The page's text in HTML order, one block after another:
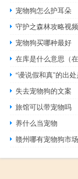
宠物狗怎么护耳朵
守护之森林攻略视
宠物狗买哪种最好
在库是什么意思（在
“谩说假和真”的出
失去宠物狗的文案
旅馆可以带宠物吗
养什么当宠物
赣州哪有宠物狗市场